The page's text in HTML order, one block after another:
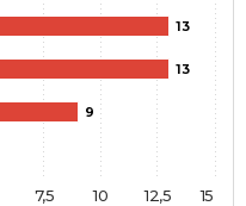
13
13
9
7,5 10 12,5 15